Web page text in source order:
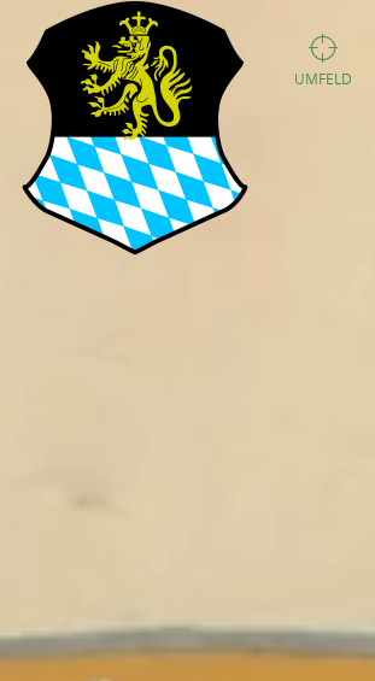
UMFELD